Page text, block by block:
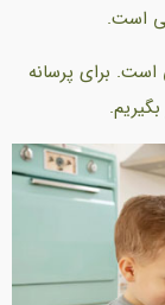
است.
است. برای پرسانه